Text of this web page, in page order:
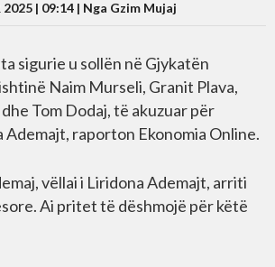
2025 | 09:14 | Nga Gzim Mujaj
sigurie u sollën në Gjykatën
Naim Murseli, Granit Plava,
Tom Dodaj, të akuzuar për
Ademajt, raporton Ekonomia Online.
vëllai i Liridona Ademajt, arriti
Ai pritet të dëshmojë për këtë